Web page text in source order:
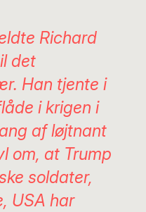
Richard
det
Han tjente i
i krigen i
af løjtnant
om, at Trump
soldater,
USA har